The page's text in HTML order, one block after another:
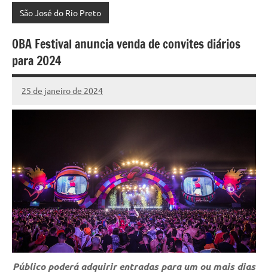
São José do Rio Preto
OBA Festival anuncia venda de convites diários
para 2024
25 de janeiro de 2024
Marcelo
Fachin
Público poderá adquirir entradas para um ou mais dias